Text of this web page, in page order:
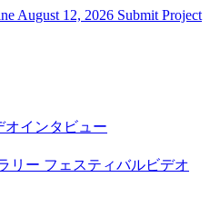
August 12, 2026 Submit Project
オインタビュー
リー フェスティバルビデオ